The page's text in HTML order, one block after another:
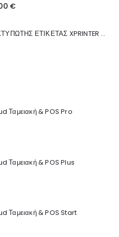
€.
€Η
είναι:
ΘΕΡΜΙΚΟΣ ΕΚΤΥΠΩΤΗΣ ΕΤΙΚΕΤΑΣ XPRINTER XP-420B
Ταμειακή & POS Pro
Ταμειακή & POS Plus
Ταμειακή & POS Start